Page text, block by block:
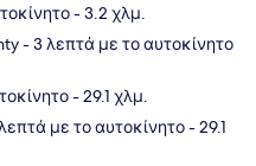
- 3.2 χλμ.
- 3 λεπτά με το αυτοκίνητο
- 29.1 χλμ.
με το αυτοκίνητο- 29.1